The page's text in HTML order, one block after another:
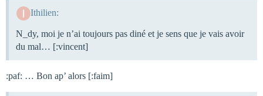
Ithilien:
N_dy, moi je n’ai toujours pas diné et je sens que je vais avoir
du mal… [:vincent]
:paf: … Bon ap’ alors [:faim]